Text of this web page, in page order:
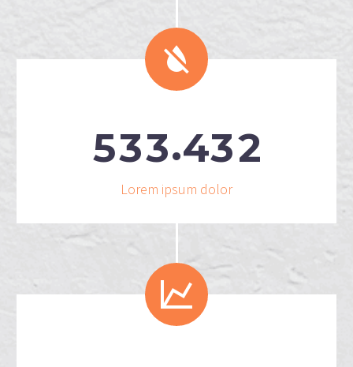


533.432
Lorem ipsum dolor

